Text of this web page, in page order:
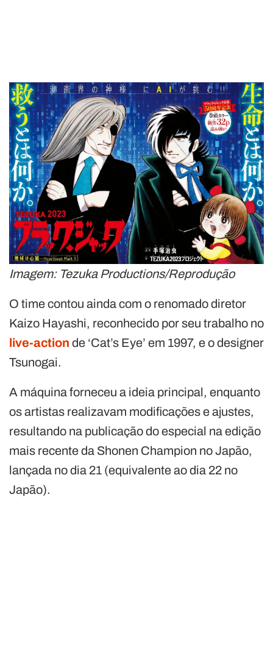
Imagem: Tezuka Productions/Reprodução
O time contou ainda com o renomado diretor
Kaizo Hayashi, reconhecido por seu trabalho no
live-action de ‘Cat’s Eye’ em 1997, e o designer
Tsunogai.
A máquina forneceu a ideia principal, enquanto
os artistas realizavam modificações e ajustes,
resultando na publicação do especial na edição
mais recente da Shonen Champion no Japão,
lançada no dia 21 (equivalente ao dia 22 no
Japão).